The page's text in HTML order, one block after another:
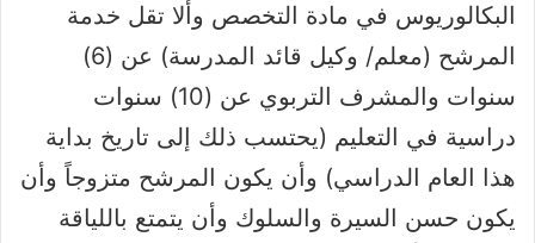
البكالوريوس في مادة التخصص وألا تقل خدمة
المرشح (معلم/‏ وكيل قائد المدرسة) عن (6)
سنوات والمشرف التربوي عن (10) سنوات
دراسية في التعليم (يحتسب ذلك إلى تاريخ بداية
هذا العام الدراسي) وأن يكون المرشح متزوجاً وأن
يكون حسن السيرة والسلوك وأن يتمتع باللياقة